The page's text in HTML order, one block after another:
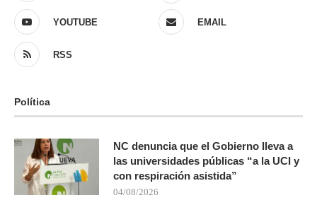
YOUTUBE EMAIL
RSS
Política
NC denuncia que el Gobierno lleva a
las universidades públicas “a la UCI y
con respiración asistida”
04/08/2026